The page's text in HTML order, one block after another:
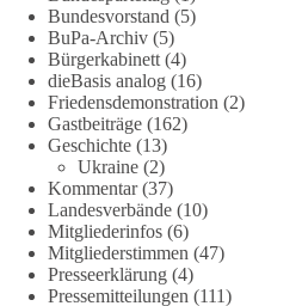
#dieBasis #Corona #Aufarbeitung
#Vertrauen
36 60
DieBasis
2 Tage(n) zuvor
🕊 Wir wollen den Krieg mit Russland
Bundesvorstand (5)
BuPa-Archiv (5)
Bürgerkabinett (4)
dieBasis analog (16)
Friedensdemonstration (2)
Gastbeiträge (162)
Geschichte (13)
Ukraine (2)
Kommentar(37)
Landesverbände (10)
Mitgliederinfos (6)
Mitgliederstimmen (47)
Presseerklärung (4)
Pressemitteilungen (111)